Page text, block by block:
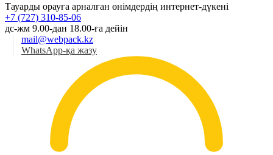
Тауарды орауға арналған өнімдердің интернет-дүкені
+7 (727) 310-85-06
дс-жм 9.00-дан 18.00-ға дейін
mail@webpack.kz
WhatsApp-қа жазу